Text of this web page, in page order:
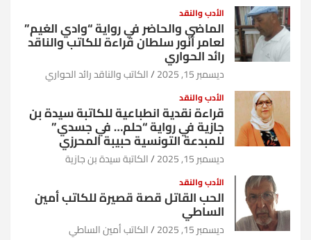
الأدب والنقد
الماضي والحاضر في رواية “وادي الغيم”
لعامر أنور سلطان قراءة للكاتب والناقد
رائد الحواري
ديسمبر 15, 2025 الكاتب والناقد رائد الحواري
الأدب والنقد
قراءة نقدية انطباعية للكاتبة سيدة بن
جازية في رواية “حلم… في جسدي”
للمبدعة التونسية حبيبة المحرزي
ديسمبر 15, 2025 الكاتبة سيدة بن جازية
الأدب والنقد
الحب القاتل قصة قصيرة للكاتب أمين
الساطي
ديسمبر 15, 2025 الكاتب أمين الساطي